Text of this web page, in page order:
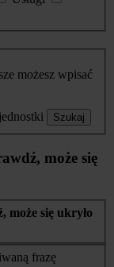
możesz wpisać
Szukaj
może się
może się ukryło
frazę